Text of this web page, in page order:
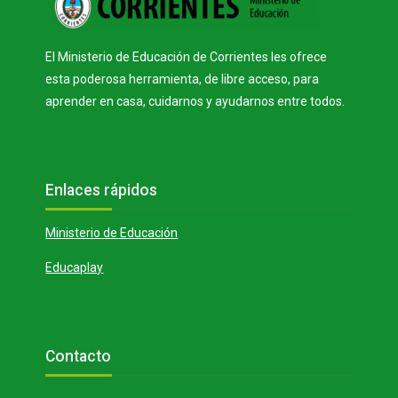
V
d
El Ministerio de Educación de Corrientes les ofrece
esta poderosa herramienta, de libre acceso, para
aprender en casa, cuidarnos y ayudarnos entre todos.
Bloques
Enlaces rápidos
Ministerio de Educación
Educaplay
Bloques
Contacto